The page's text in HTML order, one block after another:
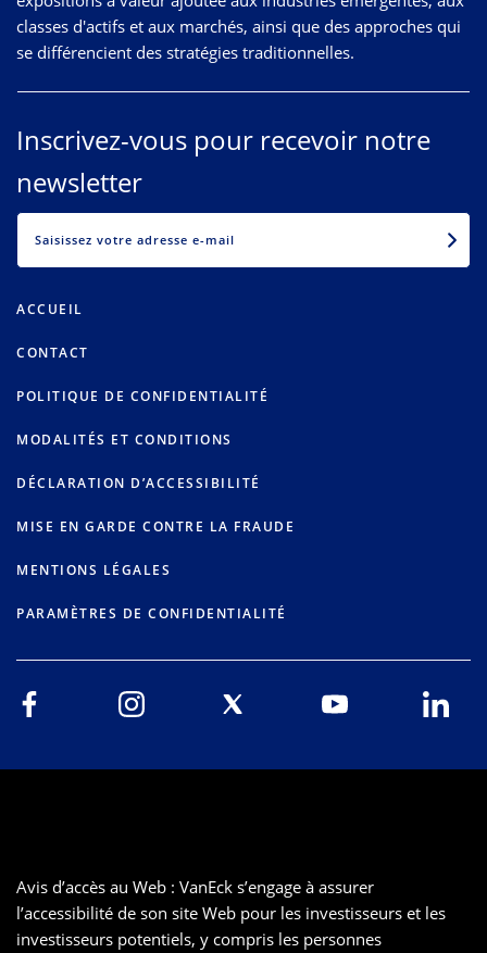
classes d'actifs et aux marchés, ainsi que des approches qui
se différencient des stratégies traditionnelles.
Inscrivez-vous pour recevoir notre
newsletter
ACCUEIL
CONTACT
POLITIQUE DE CONFIDENTIALITÉ
MODALITÉS ET CONDITIONS
DÉCLARATION D’ACCESSIBILITÉ
MISE EN GARDE CONTRE LA FRAUDE
MENTIONS LÉGALES
PARAMÈTRES DE CONFIDENTIALITÉ
Avis d’accès au Web : VanEck s’engage à assurer
l’accessibilité de son site Web pour les investisseurs et les
investisseurs potentiels, y compris les personnes